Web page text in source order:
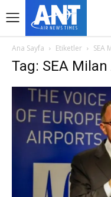
Ana Sayfa Etiketler SEA
Tag: SEA